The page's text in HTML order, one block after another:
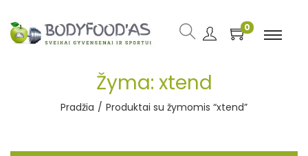
0
Žyma: xtend
Pradžia / Produktai su žymomis “xtend”